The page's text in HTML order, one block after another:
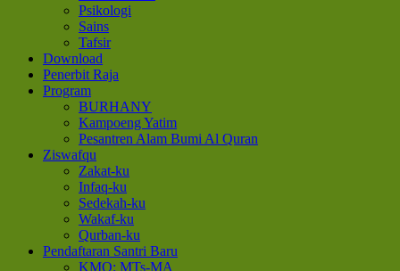
Psikologi
Sains
Tafsir
Download
Penerbit Raja
Program
BURHANY
Kampoeng Yatim
Pesantren Alam Bumi Al Quran
Ziswafqu
Zakat-ku
Infaq-ku
Sedekah-ku
Wakaf-ku
Qurban-ku
Pendaftaran Santri Baru
KMQ: MTs-MA